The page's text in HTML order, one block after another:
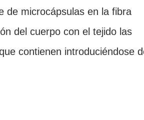
de microcápsulas en la fibra
del cuerpo con el tejido las
contienen introduciéndose